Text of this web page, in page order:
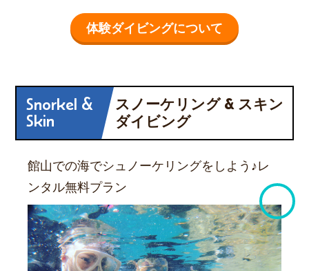
体験ダイビングについて
Snorkel &
Skin
スノーケリング & スキン
ダイビング
館山での海でシュノーケリングをしよう♪レ
ンタル無料プラン